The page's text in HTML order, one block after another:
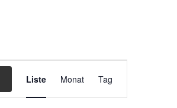
Veranstaltung
Ansichten-
Liste Monat Tag